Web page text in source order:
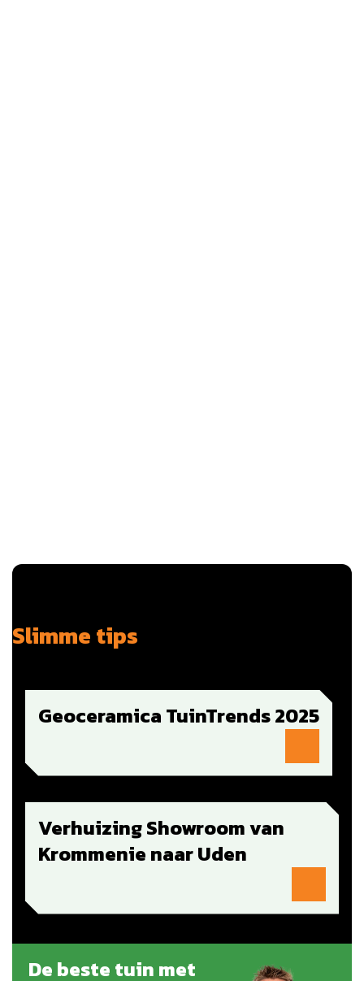
Slimme tips
Geoceramica TuinTrends 2025
Verhuizing Showroom van
Krommenie naar Uden
De beste tuin met